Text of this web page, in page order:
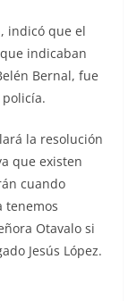
indicó que el
indicaban
Bernal, fue
la resolución
que existen
cuando
tenemos
Otavalo si
Jesús López.